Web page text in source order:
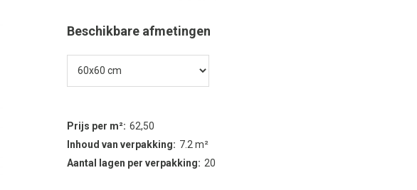
Beschikbare afmetingen
Prijs per m² 62,50
Inhoud van verpakking
7.2 m²
Aantal lagen per verpakking
20